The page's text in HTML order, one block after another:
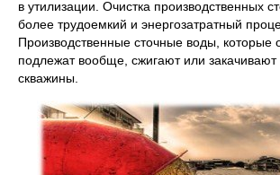
в утилизации. Очистка производственных
более трудоемкий и энергозатратный
Производственные сточные воды, которые
подлежат вообще, сжигают или закачивают
скважины.